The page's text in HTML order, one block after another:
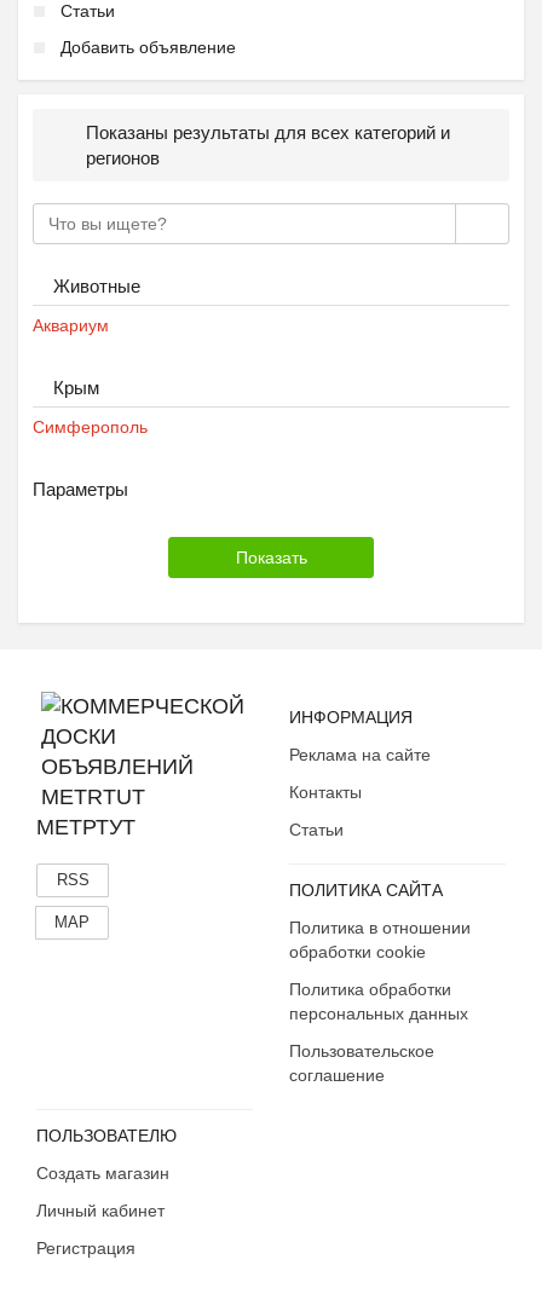
Статьи
Добавить объявление
Показаны результаты для всех категорий и
регионов
Животные
Аквариум
Крым
Симферополь
Параметры
МЕТРТУТ
RSS
MAP
ИНФОРМАЦИЯ
Реклама на сайте
Контакты
Статьи
ПОЛИТИКА САЙТА
Политика в отношении
обработки cookie
Политика обработки
персональных данных
Пользовательское
соглашение
ПОЛЬЗОВАТЕЛЮ
Создать магазин
Личный кабинет
Регистрация